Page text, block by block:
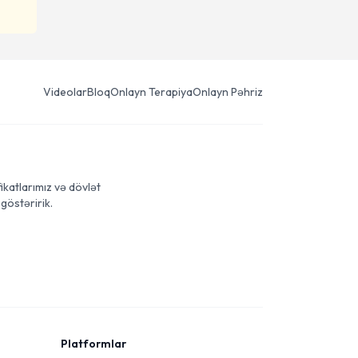
VideolarBloqOnlayn TerapiyaOnlayn Pəhriz
və dövlət
göstəririk.
Platformlar